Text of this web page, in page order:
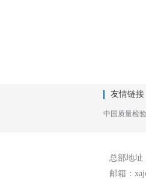
友情链接
中国质量检
总部地址
邮箱：